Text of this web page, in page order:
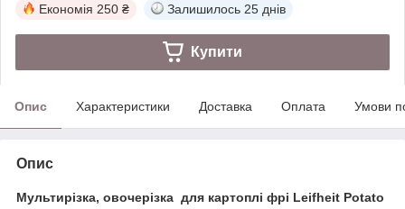
Економія 250 ₴ Залишилось 25 днів
Купити
Опис Характеристики Доставка Оплата Умови
Опис
Мультирізка, овочерізка для картоплі фрі Leifheit Potato